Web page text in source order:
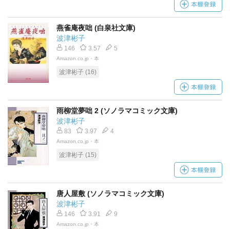
燕雀庵夜咄 (白泉社文庫)
波津彬子
146 3.57 5
Amazon.co.jp・本
波津彬子 (16)
雨柳堂夢咄 2 (ソノラマコミック文庫)
波津彬子
83 3.97 4
Amazon.co.jp・本
波津彬子 (15)
唐人屋敷 (ソノラマコミック文庫)
波津彬子
146 3.91 9
Amazon.co.jp・本